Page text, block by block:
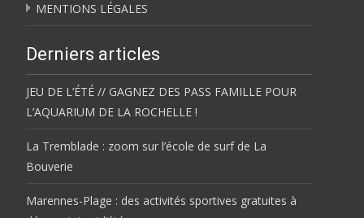
MENTIONS LÉGALES
Derniers articles
JEU DE L’ÉTÉ // GAGNEZ DES PASS FAMILLE POUR
L’AQUARIUM DE LA ROCHELLE !
La Tremblade : zoom sur l’école de surf de La
Bouverie
Marennes-Plage : des activités sportives gratuites à